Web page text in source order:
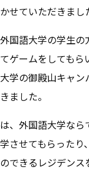
せていただきまし
国語大学の学生の
ゲームをしてもら
学の御殿山キャン
ました。
、外国語大学なら
させてもらったり
できるレジデンス